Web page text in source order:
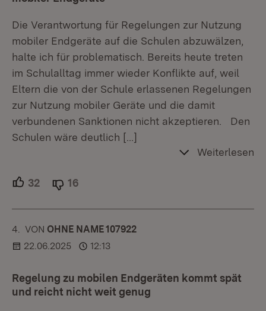
Die Verantwortung für Regelungen zur Nutzung
mobiler Endgeräte auf die Schulen abzuwälzen,
halte ich für problematisch. Bereits heute treten
im Schulalltag immer wieder Konflikte auf, weil
Eltern die von der Schule erlassenen Regelungen
zur Nutzung mobiler Geräte und die damit
verbundenen Sanktionen nicht akzeptieren. Den
Schulen wäre deutlich […]
Weiterlesen
32 Unterstützer.
16
4. KOMMENTAR
VON :OHNE NAME 107922
22.06.2025
12:13
Regelung zu mobilen Endgeräten kommt spät
und reicht nicht weit genug